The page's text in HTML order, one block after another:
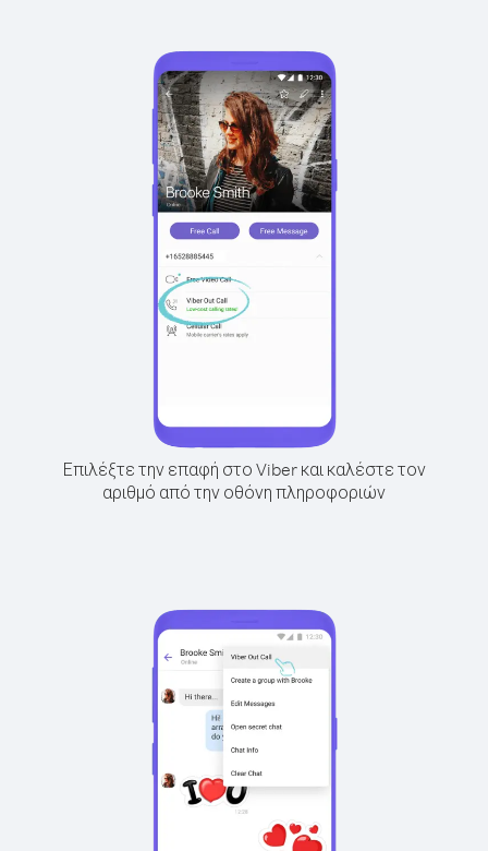
Επιλέξτε την επαφή στο Viber και καλέστε τον
αριθμό από την οθόνη πληροφοριών